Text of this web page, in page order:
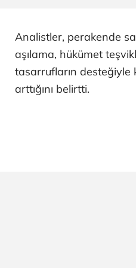
Analistler, perakende
aşılama, hükümet
tasarrufların desteğiyle
arttığını belirtti.